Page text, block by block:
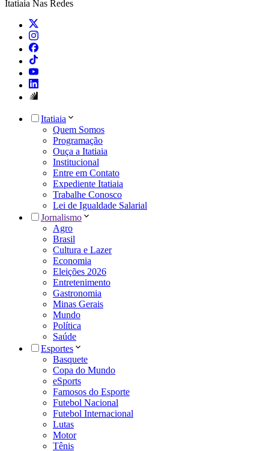
Itatiaia Nas Redes
Itatiaia
Quem Somos
Programação
Ouça a Itatiaia
Institucional
Entre em Contato
Expediente Itatiaia
Trabalhe Conosco
Lei de Igualdade Salarial
Jornalismo
Agro
Brasil
Cultura e Lazer
Economia
Eleições 2026
Entretenimento
Gastronomia
Minas Gerais
Mundo
Política
Saúde
Esportes
Basquete
Copa do Mundo
eSports
Famosos do Esporte
Futebol Nacional
Futebol Internacional
Lutas
Motor
Tênis